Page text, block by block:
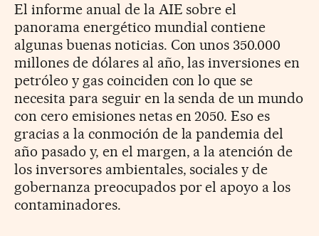
El informe anual de la AIE sobre el
panorama energético mundial contiene
algunas buenas noticias. Con unos 350.000
millones de dólares al año, las inversiones en
petróleo y gas coinciden con lo que se
necesita para seguir en la senda de un mundo
con cero emisiones netas en 2050. Eso es
gracias a la conmoción de la pandemia del
año pasado y, en el margen, a la atención de
los inversores ambientales, sociales y de
gobernanza preocupados por el apoyo a los
contaminadores.